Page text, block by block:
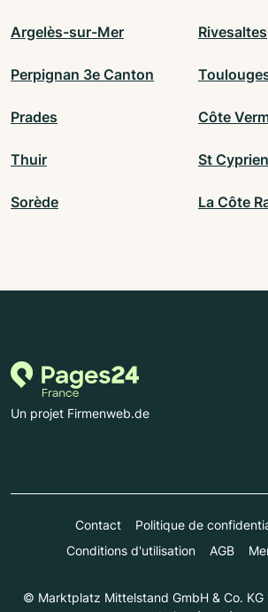
Argelès-sur-Mer Rivesaltes
Perpignan 3e Canton
Prades Côte
Thuir St Cyprien
Sorède La Côte
Un projet Firmenweb.de
Contact Politique de
Conditions d'utilisation
AGB
© Marktplatz Mittelstand GmbH & Co.